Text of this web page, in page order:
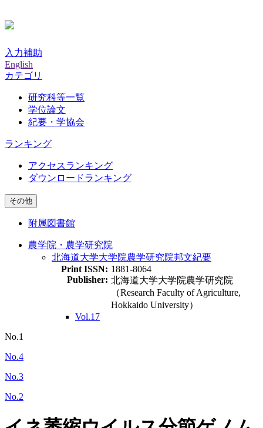
入力補助
English
カテゴリ
研究科等一覧
学位論文
紀要・学協会
ランキング
アクセスランキング
ダウンロードランキング
その他
附属図書館
農学院・農学研究院
北海道大学大学院農学研究院邦文紀要
Print ISSN: 1881-8064
Publisher: 北海道大学大学院農学研究院
（Research Faculty of Agriculture,
Hokkaido University）
Vol.17
No.1
No.4
No.3
No.2